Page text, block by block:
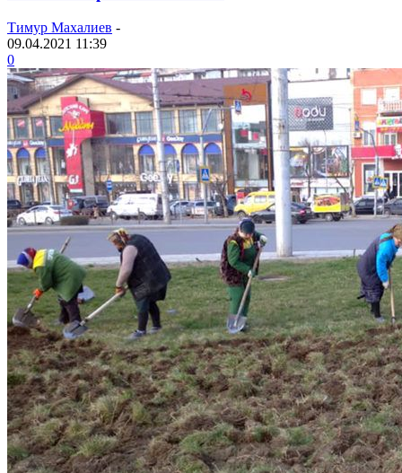
Тимур Махалиев -
09.04.2021 11:39
0